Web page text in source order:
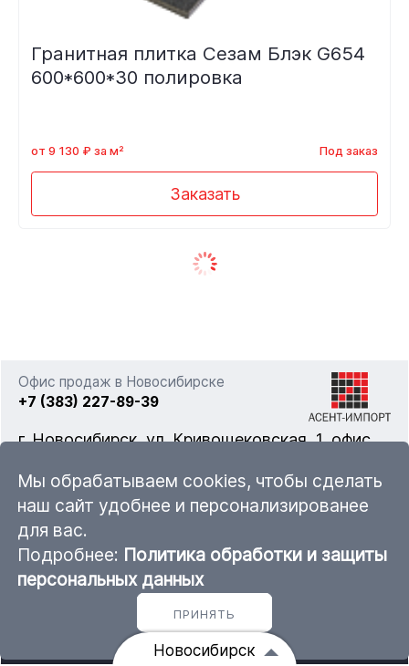
Гранитная плитка Сезам Блэк G654
600*600*30 полировка
от 9 130 ₽ за м² Под заказ
Заказать
Офис продаж в Новосибирске
+7 (383) 227-89-39
г. Новосибирск, ул. Кривощековская, 1, офис
nsk@ascent-import.ru
Карта каталога продукции
© 2011 — 2026 ООО «Асент-Импорт»
Новосибирск
Мы обрабатываем cookies, чтобы сделать
наш сайт удобнее и персонализированее
для вас.
Подробнее: Политика обработки и защиты
персональных данных
ПРИНЯТЬ